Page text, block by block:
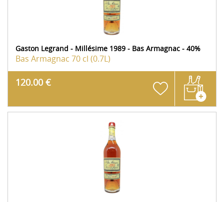
Gaston Legrand - Millésime 1989 - Bas Armagnac - 40%
Bas Armagnac 70 cl (0.7L)
120.00 €